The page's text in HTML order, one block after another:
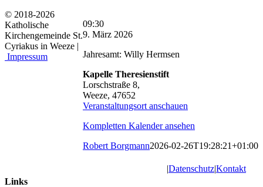
Theresienstift:
Eucharistiefeier
09:30
9. März 2026
Jahresamt: Willy Hermsen
Kapelle Theresienstift
Lorschstraße 8,
Weeze, 47652
Veranstaltungsort anschauen
Kompletten Kalender ansehen
Robert Borgmann2026-02-26T19:28:21+01:00
Links
© 2018-2026
Katholische
Kirchengemeinde St.
Cyriakus in Weeze |
Impressum
|Datenschutz|Kontakt